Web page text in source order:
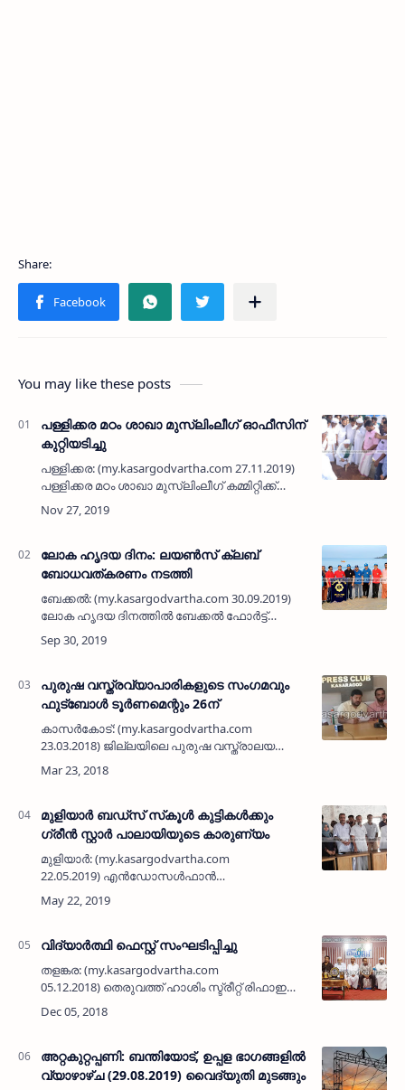
You may like these posts
പള്ളിക്കര മഠം ശാഖാ മുസ്‌ലിംലീഗ് ഓഫീസിന്
കുറ്റിയടിച്ചു
പള്ളിക്കര: (my.kasargodvartha.com 27.11.2019)
പള്ളിക്കര മഠം ശാഖാ മുസ്‌ലിംലീഗ് കമ്മിറ്റിക്ക്
നിര്‍മിക്കുന്ന മൂന്നുനില ഓഫീസ് കെട്ടിടത്തിന്റെ
കുറ്റിയടിക്കല്‍ കര്‍മം സൈനുല്‍ആബിദീന്‍ ത…
ലോക ഹൃദയ ദിനം: ലയണ്‍സ് ക്ലബ്
ബോധവത്കരണം നടത്തി
ബേക്കല്‍: (my.kasargodvartha.com 30.09.2019)
ലോക ഹൃദയ ദിനത്തില്‍ ബേക്കല്‍ ഫോര്‍ട്ട്
ലയണ്‍സ് ക്ലബ് പ്രവര്‍ത്തകര്‍ ബേക്കലില്‍ 'ബീച്ച്
റണ്ണും' ഹൃദയാരോഗ്യ ബോധവത്കരണവും
പുരുഷ വസ്ത്രവ്യാപാരികളുടെ സംഗമവും
ഫുട്ബോള്‍ ടൂര്‍ണമെന്റും 26ന്
കാസര്‍കോട്: (my.kasargodvartha.com
23.03.2018) ജില്ലയിലെ പുരുഷ വസ്ത്രാലയ
ഉടമകളുടെ സംഘടനയായ കൈന്റ് ജെന്റ്സ്
റെഡിമെയ്ഡ് റീട്ടെയില്‍ അസോസിയേഷന്‍
മുളിയാര്‍ ബഡ്‌സ് സ്‌കൂള്‍ കുട്ടികള്‍ക്കും
ഗ്രീന്‍ സ്റ്റാര്‍ പാലായിയുടെ കാരുണ്യം
മുളിയാര്‍: (my.kasargodvartha.com
22.05.2019) എന്‍ഡോസള്‍ഫാന്‍
ദുരന്തബാധിതരായ കുട്ടികള്‍ പഠിക്കുന്ന മുളിയാര്‍
ഗ്രാമപഞ്ചായത്തിനു കീഴിലെ ബഡ്‌സ് സ്‌കൂള്‍
വിദ്യാര്‍ത്ഥി ഫെസ്റ്റ് സംഘടിപ്പിച്ചു
തളങ്കര: (my.kasargodvartha.com
05.12.2018) തെരുവത്ത് ഹാശിം സ്ട്രീറ്റ് രിഫാഇ
പള്ളി കമ്മിറ്റിയുടെയും അബ്ദുല്ല മെമ്മോറിയല്‍
രിഫായി ഹയര്‍സെക്കന്‍ഡറി മദ്രസ
അറ്റകുറ്റപ്പണി: ബന്തിയോട്, ഉപ്പള ഭാഗങ്ങളില്‍
വ്യാഴാഴ്ച (29.08.2019) വൈദ്യുതി മുടങ്ങും